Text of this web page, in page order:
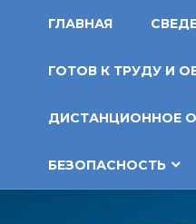
содержимому
ГЛАВНАЯ
ГОТОВ К ТРУДУ И
ДИСТАНЦИОННОЕ
БЕЗОПАСНОСТЬ